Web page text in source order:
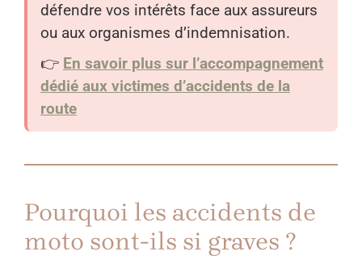
défendre vos intérêts face aux assureurs
ou aux organismes d’indemnisation.
👉 En savoir plus sur l’accompagnement
dédié aux victimes d’accidents de la
route
Pourquoi les accidents de
moto sont-ils si graves ?